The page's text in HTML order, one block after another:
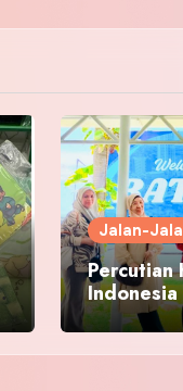
Jalan-
Percutian
Indonesia